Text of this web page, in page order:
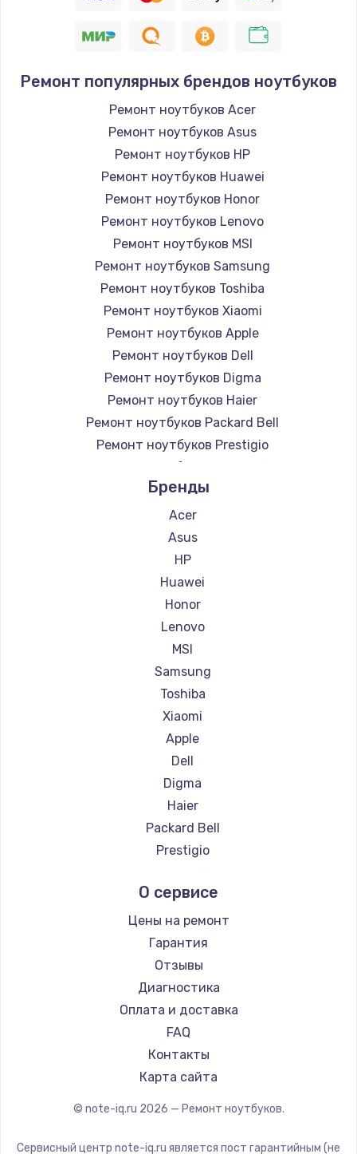
Ремонт популярных брендов ноутбуков
Ремонт ноутбуков Acer
Ремонт ноутбуков Asus
Ремонт ноутбуков HP
Ремонт ноутбуков Huawei
Ремонт ноутбуков Honor
Ремонт ноутбуков Lenovo
Ремонт ноутбуков MSI
Ремонт ноутбуков Samsung
Ремонт ноутбуков Toshiba
Ремонт ноутбуков Xiaomi
Ремонт ноутбуков Apple
Ремонт ноутбуков Dell
Ремонт ноутбуков Digma
Ремонт ноутбуков Haier
Ремонт ноутбуков Packard Bell
Ремонт ноутбуков Prestigio
Ремонт ноутбуков Microsoft
Ремонт ноутбуков Alienware
Ремонт ноутбуков Aquarius
Ремонт ноутбуков Gigabyte
Ремонт ноутбуков Aorus
Ремонт ноутбуков Maibenben
Ремонт ноутбуков Getac
Ремонт ноутбуков Epson
Ремонт ноутбуков Philips
Ремонт ноутбуков Panasonic
Ремонт ноутбуков Irbis
Ремонт ноутбуков Thunderobot
Ремонт ноутбуков Hasee
Ремонт ноутбуков ZTE
Ремонт ноутбуков Hiper
Ремонт ноутбуков Evga
Ремонт ноутбуков Google
Ремонт ноутбуков Echips
Ремонт ноутбуков Predator
Ремонт ноутбуков iru
Ремонт ноутбуков Machenike
Ремонт ноутбуков DEXP
Ремонт ноутбуков Teclast
Ремонт ноутбуков CHUWI
Ремонт ноутбуков Colorful
Бренды
Acer
Asus
HP
Huawei
Honor
Lenovo
MSI
Samsung
Toshiba
Xiaomi
Apple
Dell
Digma
Haier
Packard Bell
Prestigio
Alienware
Aquarius
Gigabyte
Aorus
Maibenben
Getac
Epson
Philips
Panasonic
О сервисе
Цены на ремонт
Гарантия
Отзывы
Диагностика
Оплата и доставка
FAQ
Контакты
Карта сайта
© note-iq.ru 2026 — Ремонт ноутбуков.
Сервисный центр note-iq.ru является пост гарантийным (не